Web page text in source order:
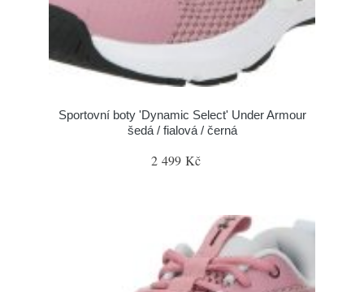
Sportovní boty 'Dynamic Select' Under Armour
šedá / fialová / černá
2 499 Kč